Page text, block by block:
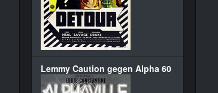
Lemmy Caution gegen Alpha 60